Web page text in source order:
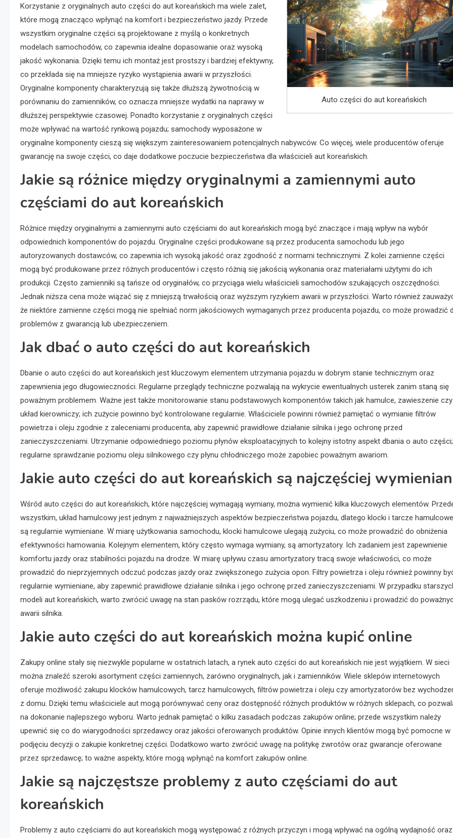
Auto części do aut koreańskich
Korzystanie z oryginalnych auto części do aut koreańskich ma wiele zalet,
które mogą znacząco wpłynąć na komfort i bezpieczeństwo jazdy. Przede
wszystkim oryginalne części są projektowane z myślą o konkretnych
modelach samochodów, co zapewnia idealne dopasowanie oraz wysoką
jakość wykonania. Dzięki temu ich montaż jest prostszy i bardziej efektywny,
co przekłada się na mniejsze ryzyko wystąpienia awarii w przyszłości.
Oryginalne komponenty charakteryzują się także dłuższą żywotnością w
porównaniu do zamienników, co oznacza mniejsze wydatki na naprawy w
dłuższej perspektywie czasowej. Ponadto korzystanie z oryginalnych części
może wpływać na wartość rynkową pojazdu; samochody wyposażone w
oryginalne komponenty cieszą się większym zainteresowaniem potencjalnych nabywców. Co więcej, wiele producentów oferuje
gwarancję na swoje części, co daje dodatkowe poczucie bezpieczeństwa dla właścicieli aut koreańskich.
Jakie są różnice między oryginalnymi a zamiennymi auto
częściami do aut koreańskich
Różnice między oryginalnymi a zamiennymi auto częściami do aut koreańskich mogą być znaczące i mają wpływ na wybór
odpowiednich komponentów do pojazdu. Oryginalne części produkowane są przez producenta samochodu lub jego
autoryzowanych dostawców, co zapewnia ich wysoką jakość oraz zgodność z normami technicznymi. Z kolei zamienne części
mogą być produkowane przez różnych producentów i często różnią się jakością wykonania oraz materiałami użytymi do ich
produkcji. Często zamienniki są tańsze od oryginałów, co przyciąga wielu właścicieli samochodów szukających oszczędności.
Jednak niższa cena może wiązać się z mniejszą trwałością oraz wyższym ryzykiem awarii w przyszłości. Warto również
że niektóre zamienne części mogą nie spełniać norm jakościowych wymaganych przez producenta pojazdu, co może prowadzić
problemów z gwarancją lub ubezpieczeniem.
Jak dbać o auto części do aut koreańskich
Dbanie o auto części do aut koreańskich jest kluczowym elementem utrzymania pojazdu w dobrym stanie technicznym oraz
zapewnienia jego długowieczności. Regularne przeglądy techniczne pozwalają na wykrycie ewentualnych usterek zanim staną się
poważnym problemem. Ważne jest także monitorowanie stanu podstawowych komponentów takich jak hamulce, zawieszenie czy
układ kierowniczy; ich zużycie powinno być kontrolowane regularnie. Właściciele powinni również pamiętać o wymianie filtrów
powietrza i oleju zgodnie z zaleceniami producenta, aby zapewnić prawidłowe działanie silnika i jego ochronę przed
zanieczyszczeniami. Utrzymanie odpowiedniego poziomu płynów eksploatacyjnych to kolejny istotny aspekt dbania o auto części;
regularne sprawdzanie poziomu oleju silnikowego czy płynu chłodniczego może zapobiec poważnym awariom.
Jakie auto części do aut koreańskich są najczęściej
Wśród auto części do aut koreańskich, które najczęściej wymagają wymiany, można wymienić kilka kluczowych elementów.
wszystkim, układ hamulcowy jest jednym z najważniejszych aspektów bezpieczeństwa pojazdu, dlatego klocki i tarcze hamulcowe
są regularnie wymieniane. W miarę użytkowania samochodu, klocki hamulcowe ulegają zużyciu, co może prowadzić do obniżenia
efektywności hamowania. Kolejnym elementem, który często wymaga wymiany, są amortyzatory. Ich zadaniem jest zapewnienie
komfortu jazdy oraz stabilności pojazdu na drodze. W miarę upływu czasu amortyzatory tracą swoje właściwości, co może
prowadzić do nieprzyjemnych odczuć podczas jazdy oraz zwiększonego zużycia opon. Filtry powietrza i oleju również powinny
regularnie wymieniane, aby zapewnić prawidłowe działanie silnika i jego ochronę przed zanieczyszczeniami. W przypadku
modeli aut koreańskich, warto zwrócić uwagę na stan pasków rozrządu, które mogą ulegać uszkodzeniu i prowadzić do
awarii silnika.
Jakie auto części do aut koreańskich można kupić online
Zakupy online stały się niezwykle popularne w ostatnich latach, a rynek auto części do aut koreańskich nie jest wyjątkiem. W sieci
można znaleźć szeroki asortyment części zamiennych, zarówno oryginalnych, jak i zamienników. Wiele sklepów internetowych
oferuje możliwość zakupu klocków hamulcowych, tarcz hamulcowych, filtrów powietrza i oleju czy amortyzatorów bez
z domu. Dzięki temu właściciele aut mogą porównywać ceny oraz dostępność różnych produktów w różnych sklepach, co
na dokonanie najlepszego wyboru. Warto jednak pamiętać o kilku zasadach podczas zakupów online; przede wszystkim należy
upewnić się co do wiarygodności sprzedawcy oraz jakości oferowanych produktów. Opinie innych klientów mogą być pomocne w
podjęciu decyzji o zakupie konkretnej części. Dodatkowo warto zwrócić uwagę na politykę zwrotów oraz gwarancje oferowane
przez sprzedawcę; to ważne aspekty, które mogą wpłynąć na komfort zakupów online.
Jakie są najczęstsze problemy z auto częściami do aut
koreańskich
Problemy z auto częściami do aut koreańskich mogą występować z różnych przyczyn i mogą wpływać na ogólną wydajność oraz